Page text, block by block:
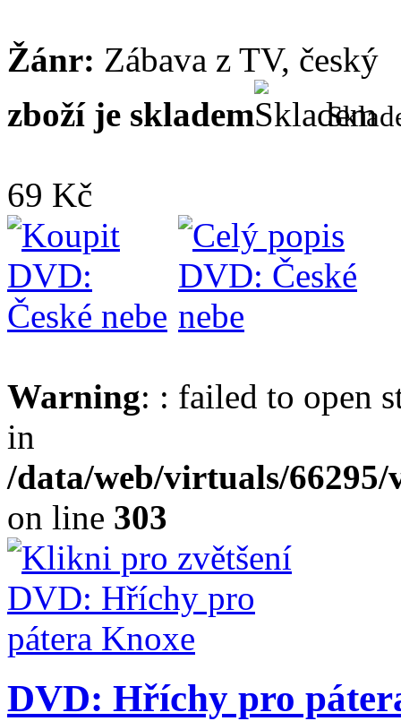
Žánr: Zábava z TV, český
zboží je skladem
69 Kč
Warning: : failed to open
in
/data/web/virtuals/
on line 303
DVD: Hříchy pro